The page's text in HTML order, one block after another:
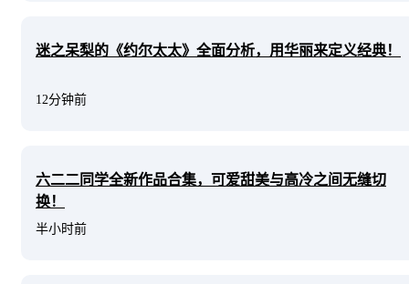
迷之呆梨的《约尔太太》全面分析，用华丽来定义经典！
12分钟前
六二二同学全新作品合集，可爱甜美与高冷之间无缝切
换！
半小时前